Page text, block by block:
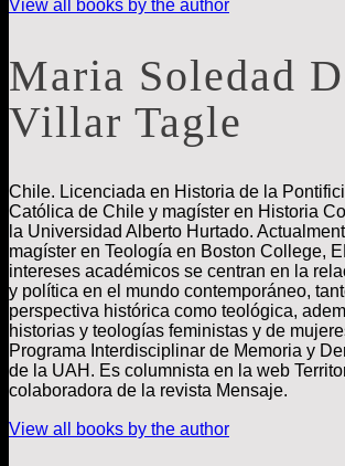
View all books by the author
Maria Soledad
Villar Tagle
Chile. Licenciada en Historia de la
Católica de Chile y magíster en Historia
la Universidad Alberto Hurtado.
magíster en Teología en Boston College,
intereses académicos se centran en la
y política en el mundo contemporáneo,
perspectiva histórica como teológica,
historias y teologías feministas y de
Programa Interdisciplinar de Memoria y
de la UAH. Es columnista en la web
colaboradora de la revista Mensaje.
View all books by the author